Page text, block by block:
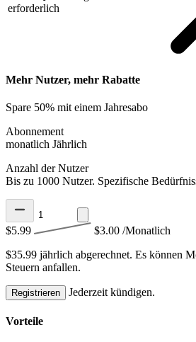
erforderlich
Mehr Nutzer, mehr Rabatte
Spare 50% mit einem Jahresabo
Abonnement
monatlich Jährlich
Anzahl der Nutzer
Bis zu 1000 Nutzer. Spezifische
$5.99 $3.00 /Monatlich
$35.99 jährlich abgerechnet. Es können
Steuern anfallen.
Registrieren Jederzeit kündigen.
Vorteile